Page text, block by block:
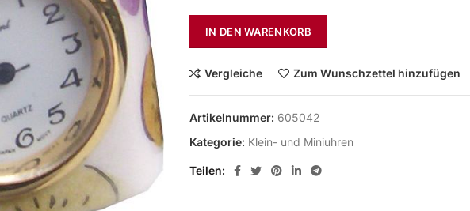
IN DEN WARENKORB
Vergleiche Zum Wunschzettel hinzufügen
Artikelnummer: 605042
Kategorie: Klein- und Miniuhren
Teilen